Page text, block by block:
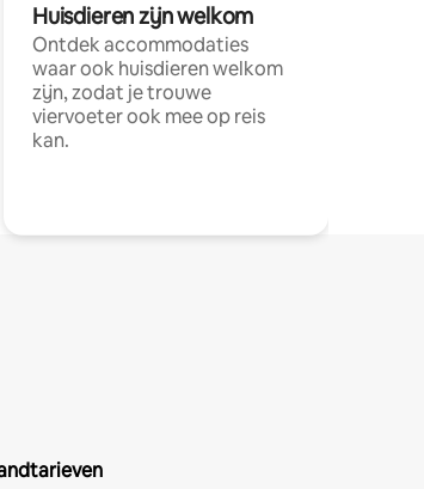
Huisdieren zijn welkom
Ontdek accommodaties
waar ook huisdieren welkom
zijn, zodat je trouwe
viervoeter ook mee op reis
kan.